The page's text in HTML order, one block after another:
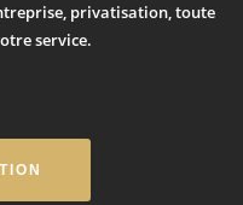
privatisation, toute
service.